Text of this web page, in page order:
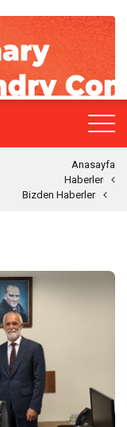
Anasayfa
Haberler
Bizden Haberler